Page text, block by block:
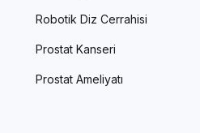
Robotik Diz Cerrahisi
Prostat Kanseri
Prostat Ameliyatı